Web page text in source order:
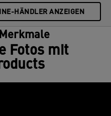
HÄNDLER ANZEIGEN
Fotos mit